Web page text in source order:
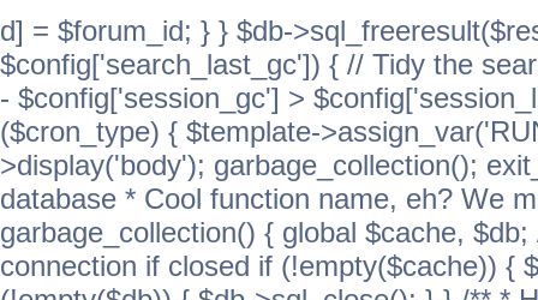
d] = $forum_id; } } $db-
$config['search_last_gc']) { // Tidy the
- $config['session_gc'] >
($cron_type) { $template-
>display('body'); garbage_collection();
database * Cool function name, eh? We
garbage_collection() { global $cache,
connection if closed if (!empty($cache)) {